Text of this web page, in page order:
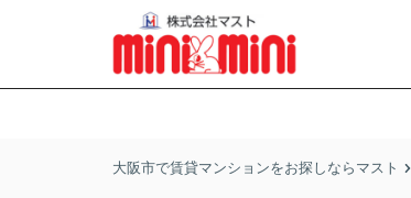
大阪市で賃貸マンションをお探しならマスト